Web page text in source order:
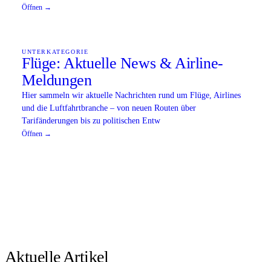
Öffnen →
UNTERKATEGORIE
Flüge: Aktuelle News & Airline-
Meldungen
Hier sammeln wir aktuelle Nachrichten rund um Flüge, Airlines
und die Luftfahrtbranche – von neuen Routen über
Tarifänderungen bis zu politischen Entw
Öffnen →
Aktuelle Artikel